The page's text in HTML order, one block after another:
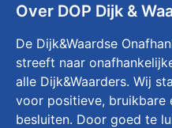
Over DOP Dijk &
De Dijk&Waardse
streeft naar
alle Dijk&Waarders. Wij
voor positieve, bruikbare
besluiten. Door goed te